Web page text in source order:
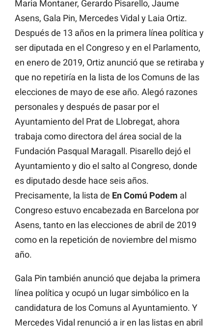
Maria Montaner, Gerardo Pisarello, Jaume
Asens, Gala Pin, Mercedes Vidal y Laia Ortiz.
Después de 13 años en la primera línea política y
ser diputada en el Congreso y en el Parlamento,
en enero de 2019, Ortiz anunció que se retiraba y
que no repetiría en la lista de los Comuns de las
elecciones de mayo de ese año. Alegó razones
personales y después de pasar por el
Ayuntamiento del Prat de Llobregat, ahora
trabaja como directora del área social de la
Fundación Pasqual Maragall. Pisarello dejó el
Ayuntamiento y dio el salto al Congreso, donde
es diputado desde hace seis años.
Precisamente, la lista de En Comú Podem al
Congreso estuvo encabezada en Barcelona por
Asens, tanto en las elecciones de abril de 2019
como en la repetición de noviembre del mismo
año.
Gala Pin también anunció que dejaba la primera
línea política y ocupó un lugar simbólico en la
candidatura de los Comuns al Ayuntamiento. Y
Mercedes Vidal renunció a ir en las listas en abril